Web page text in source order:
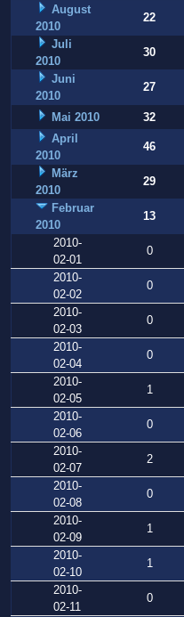
August
2010
22
Juli
2010
30
Juni
2010
27
Mai 2010 32
April
2010
46
März
2010
29
Februar
2010
13
2010-
02-01
0
2010-
02-02
0
2010-
02-03
0
2010-
02-04
0
2010-
02-05
1
2010-
02-06
0
2010-
02-07
2
2010-
02-08
0
2010-
02-09
1
2010-
02-10
1
2010-
02-11
0